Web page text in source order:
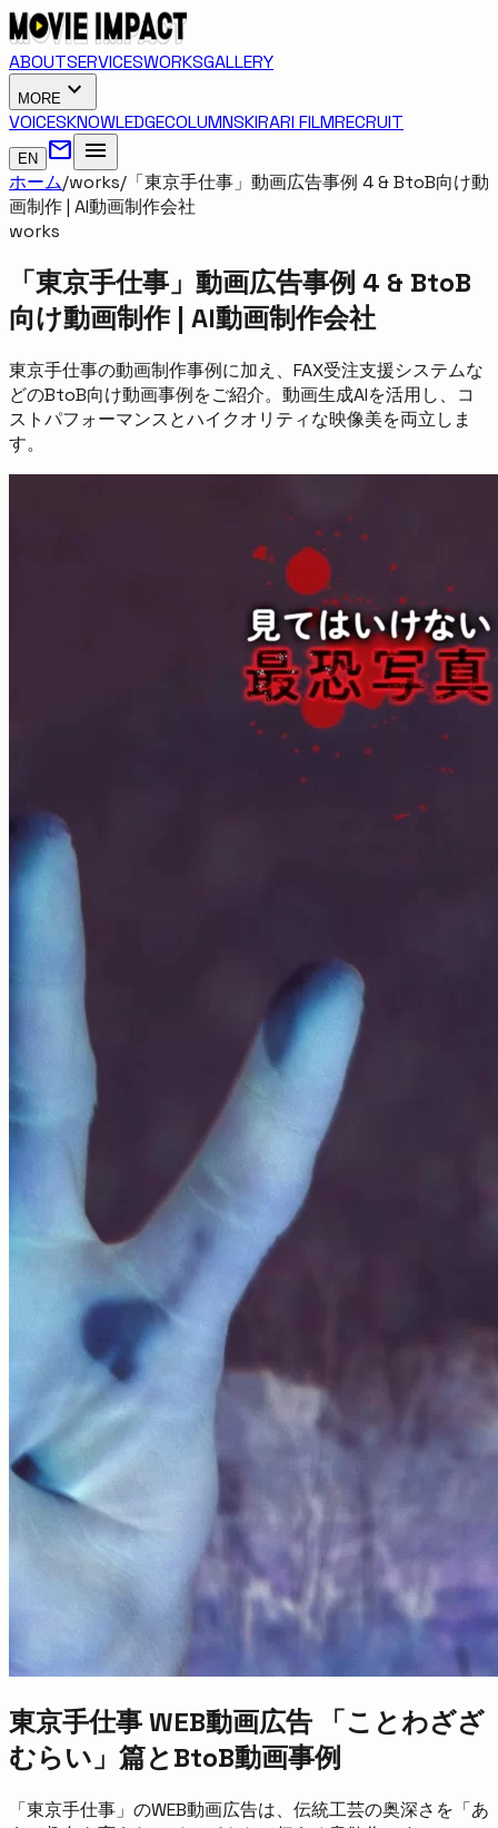
ABOUTSERVICESWORKSGALLERY
MORE expand_more
VOICESKNOWLEDGECOLUMNSKIRARI FILMRECRUIT
EN mail menu
ホーム/works/ 「東京手仕事」動画広告事例 4 & BtoB向け動
画制作 | AI動画制作会社
works
「東京手仕事」動画広告事例 4 & BtoB
向け動画制作 | AI動画制作会社
東京手仕事の動画制作事例に加え、FAX受注支援システムな
どのBtoB向け動画事例をご紹介。動画生成AIを活用し、コ
ストパフォーマンスとハイクオリティな映像美を両立しま
す。
東京手仕事 WEB動画広告 「ことわざざ
むらい」篇とBtoB動画事例
「東京手仕事」のWEB動画広告は、伝統工芸の奥深さを「あ